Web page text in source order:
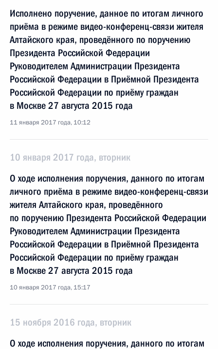
Исполнено поручение, данное по итогам личного
приёма в режиме видео-конференц-связи жителя
Алтайского края, проведённого по поручению
Президента Российской Федерации
Руководителем Администрации Президента
Российской Федерации в Приёмной Президента
Российской Федерации по приёму граждан
в Москве 27 августа 2015 года
11 января 2017 года, 10:12
10 января 2017 года, вторник
О ходе исполнения поручения, данного по итогам
личного приёма в режиме видео-конференц-связи
жителя Алтайского края, проведённого
по поручению Президента Российской Федерации
Руководителем Администрации Президента
Российской Федерации в Приёмной Президента
Российской Федерации по приёму граждан
в Москве 27 августа 2015 года
10 января 2017 года, 15:17
15 ноября 2016 года, вторник
О ходе исполнения поручения, данного по итогам